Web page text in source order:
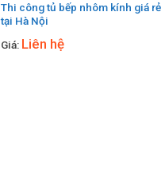
Thi công tủ bếp nhôm kính giá rẻ
tại Hà Nội
Giá: Liên hệ